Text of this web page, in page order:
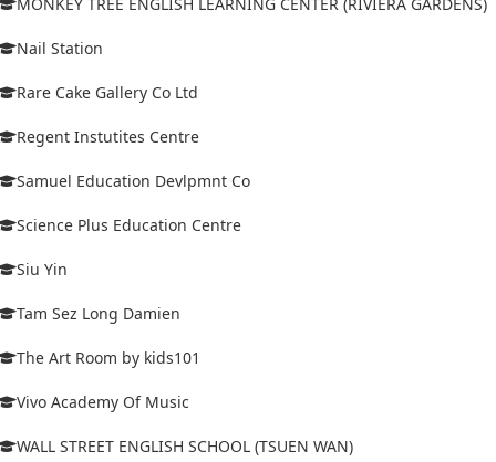
Nail Station
Rare Cake Gallery Co Ltd
Regent Instutites Centre
Samuel Education Devlpmnt Co
Science Plus Education Centre
Siu Yin
Tam Sez Long Damien
The Art Room by kids101
Vivo Academy Of Music
WALL STREET ENGLISH SCHOOL (TSUEN WAN)